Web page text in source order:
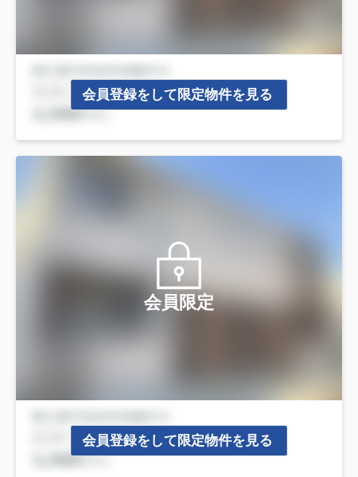
会員登録をして限定物件を見る
会員限定
会員登録をして限定物件を見る